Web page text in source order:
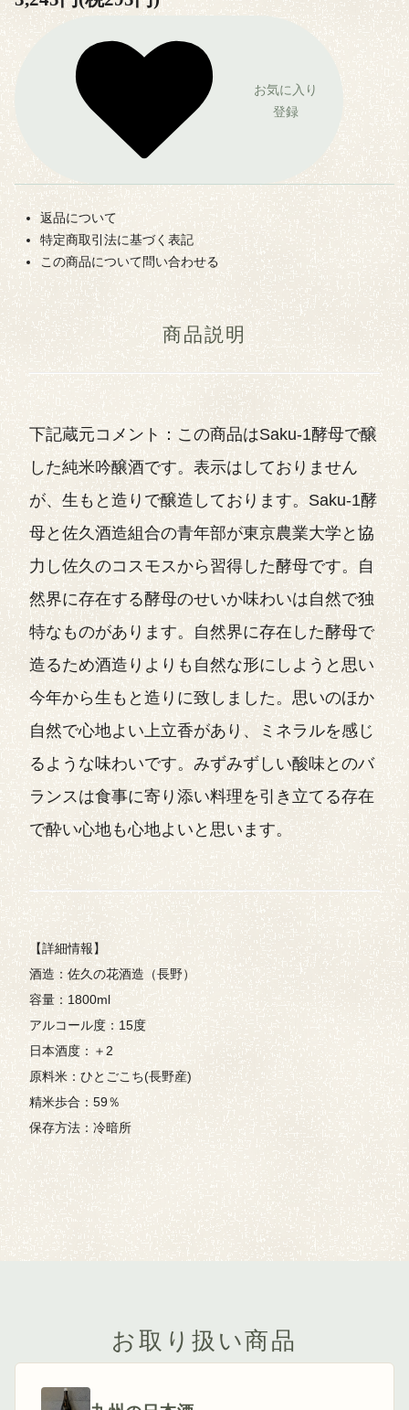
お気に入り
登録
返品について
特定商取引法に基づく表記
この商品について問い合わせる
商品説明
下記蔵元コメント：この商品はSaku-1酵母で醸
した純米吟醸酒です。表示はしておりません
が、生もと造りで醸造しております。Saku-1酵
母と佐久酒造組合の青年部が東京農業大学と協
力し佐久のコスモスから習得した酵母です。自
然界に存在する酵母のせいか味わいは自然で独
特なものがあります。自然界に存在した酵母で
造るため酒造りよりも自然な形にしようと思い
今年から生もと造りに致しました。思いのほか
自然で心地よい上立香があり、ミネラルを感じ
るような味わいです。みずみずしい酸味とのバ
ランスは食事に寄り添い料理を引き立てる存在
で酔い心地も心地よいと思います。
【詳細情報】
酒造：佐久の花酒造（長野）
容量：1800ml
アルコール度：15度
日本酒度：＋2
原料米：ひとごこち(長野産)
精米歩合：59％
保存方法：冷暗所
お取り扱い商品